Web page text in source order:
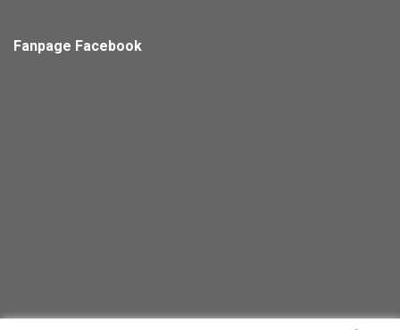
Fanpage Facebook